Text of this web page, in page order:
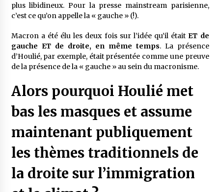
plus libidineux. Pour la presse mainstream parisienne,
c’est ce qu’on appelle la « gauche » (!).
Macron a été élu les deux fois sur l’idée qu’il étaitET de
gauche ET de droite, en même temps. La présence
d’Houlié, par exemple, était présentée comme une preuve
de la présence de la « gauche » au sein du macronisme.
Alors pourquoi Houlié met
bas les masques et assume
maintenant publiquement
les thèmes traditionnels de
la droite sur l’immigration